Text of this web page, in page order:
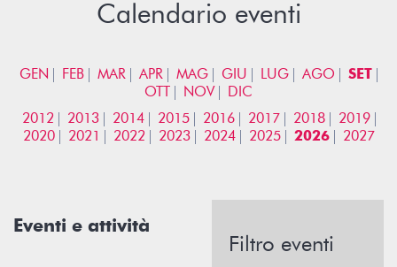
Calendario eventi
GEN FEB MAR APR MAG GIU LUG AGO
SET
OTT
NOV
DIC
2012
2013 2014 2015 2016 2017 2018
2019
2020
2021 2022 2023 2024 2025 2026 2027
Eventi e attività
Filtro eventi